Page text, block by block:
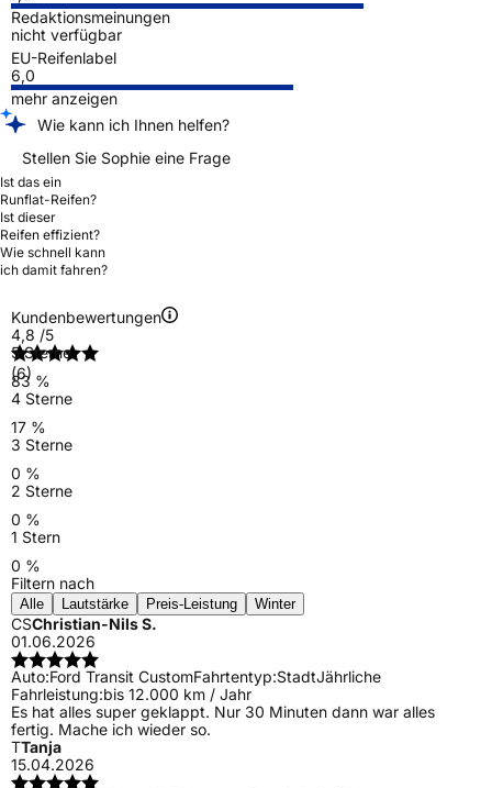
Redaktionsmeinungen
nicht verfügbar
EU-Reifenlabel
6,0
mehr anzeigen
Wie kann ich Ihnen helfen?
Stellen Sie Sophie eine Frage
Ist das ein
Runflat-Reifen?
Ist dieser
Reifen effizient?
Wie schnell kann
ich damit fahren?
Kundenbewertungen
4,8 /5
(6)
5 Sterne
83 %
4 Sterne
17 %
3 Sterne
0 %
2 Sterne
0 %
1 Stern
0 %
Filtern nach
Alle Lautstärke Preis-Leistung Winter
CSChristian-Nils S.
01.06.2026
Auto:Ford Transit CustomFahrtentyp:StadtJährliche
Fahrleistung:bis 12.000 km / Jahr
Es hat alles super geklappt. Nur 30 Minuten dann war alles
fertig. Mache ich wieder so.
TTanja
15.04.2026